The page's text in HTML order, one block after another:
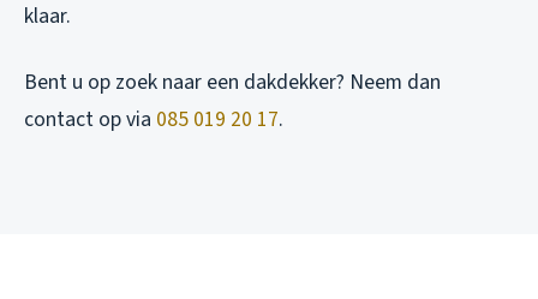
klaar.
Bent u op zoek naar een dakdekker? Neem dan
contact op via 085 019 20 17.